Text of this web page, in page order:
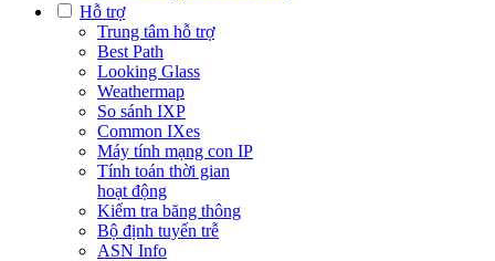
Hỗ trợ
Trung tâm hỗ trợ
Best Path
Looking Glass
Weathermap
So sánh IXP
Common IXes
Máy tính mạng con IP
Tính toán thời gian
hoạt động
Kiểm tra băng thông
Bộ định tuyến trễ
ASN Info